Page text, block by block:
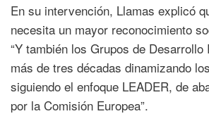
En su intervención, Llamas explicó
necesita un mayor reconocimiento
“Y también los Grupos de Desarrollo
más de tres décadas dinamizando
siguiendo el enfoque LEADER, de
por la Comisión Europea”.